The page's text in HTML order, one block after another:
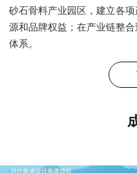
砂石骨料产业园区，建立各
源和品牌权益；在产业链整
体系。